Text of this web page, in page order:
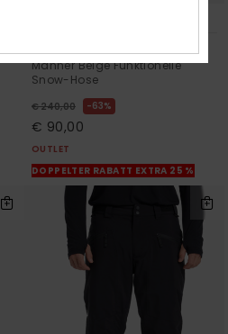
Männer Beige Funktionelle
Snow-Hose
€ 240,00 63%
€ 90,00
OUTLET
DOPPELTER RABATT EXTRA 25 %